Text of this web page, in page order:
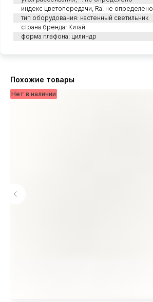
индекс цветопередачи, Ra: не определено
тип оборудования: настенный светильник
страна бренда: Китай
форма плафона: цилиндр
Похожие товары